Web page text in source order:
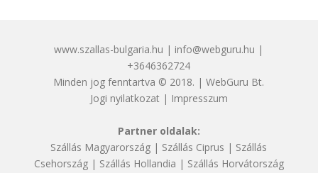
www.szallas-bulgaria.hu | info@webguru.hu |
+3646362724
Minden jog fenntartva © 2018. | WebGuru Bt.
Jogi nyilatkozat| Impresszum
Partner oldalak:
Szállás Magyarország | Szállás Ciprus | Szállás
Csehország| Szállás Hollandia | Szállás Horvátország